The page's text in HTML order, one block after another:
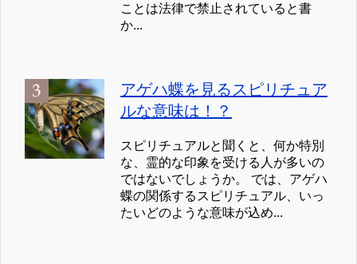
ことは法律で禁止されていると書
か...
アゲハ蝶を見るスピリチュア
ルな意味は！？
スピリチュアルと聞くと、何か特別
な、霊的な印象を受ける人が多いの
ではないでしょうか。 では、アゲハ
蝶の関係するスピリチュアル、いっ
たいどのような意味が込め...